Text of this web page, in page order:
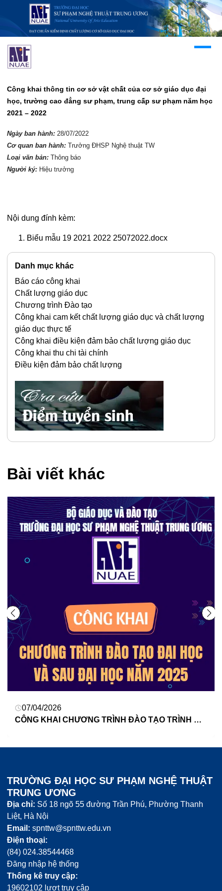
Công khai thông tin cơ sở vật chất của cơ sở giáo dục đại
học, trường cao đẳng sư phạm, trung cấp sư phạm năm học
2021 – 2022
Ngày ban hành: 28/07/2022
Cơ quan ban hành: Trưởng ĐHSP Nghệ thuật TW
Loại văn bản: Thông báo
Người ký: Hiệu trưởng
Nội dung đính kèm:
Biểu mẫu 19 2021 2022 25072022.docx
Danh mục khác
Báo cáo công khai
Chất lượng giáo dục
Chương trình Đào tạo
Công khai cam kết chất lượng giáo dục và chất lượng
giáo dục thực tế
Công khai điều kiện đảm bảo chất lượng giáo dục
Công khai thu chi tài chính
Điều kiện đảm bảo chất lượng
Bài viết khác
07/04/2026
CÔNG KHAI CHƯƠNG TRÌNH ĐÀO TẠO TRÌNH ĐỘ ĐẠI HỌC, SAU ĐẠI HỌC NĂM 2025
TRƯỜNG ĐẠI HỌC SƯ PHẠM NGHỆ THUẬT
TRUNG ƯƠNG
Địa chỉ: Số 18 ngõ 55 đường Trần Phú, Phường Thanh
Liệt, Hà Nội
Email: spnttw@spnttw.edu.vn
Điện thoại:
(84) 024.38544468
Đăng nhập hệ thống
Thống kê truy cập:
19602102 lượt truy cập